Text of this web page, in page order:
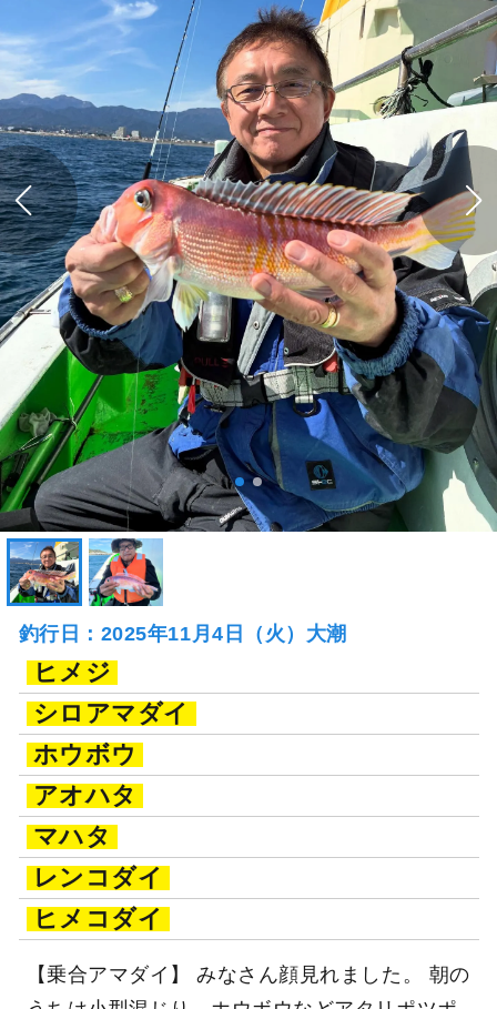
釣行日：2025年11月4日（火）大潮
ヒメジ
シロアマダイ
ホウボウ
アオハタ
マハタ
レンコダイ
ヒメコダイ
【乗合アマダイ】 みなさん顔見れました。 朝の